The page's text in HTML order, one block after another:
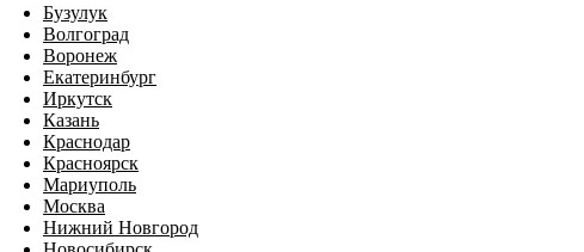
Бузулук
Волгоград
Воронеж
Екатеринбург
Иркутск
Казань
Краснодар
Красноярск
Мариуполь
Москва
Нижний Новгород